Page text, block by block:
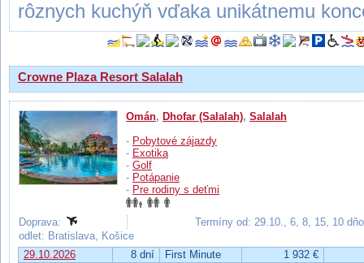
rôznych kuchýň vďaka unikátnemu
Crowne Plaza Resort Salalah
Omán, Dhofar (Salalah), Salalah
- Pobytové zájazdy
- Exotika
- Golf
- Potápanie
- Pre rodiny s deťmi
Doprava:
Termíny od: 29.10., 6, 8, 15, 10
odlet: Bratislava, Košice
29.10.2026
8 dní First Minute
1 932 €